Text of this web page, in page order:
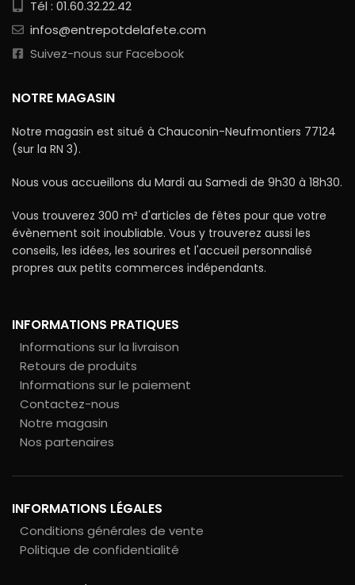
Tél : 01.60.32.22.42
infos@entrepotdelafete.com
Suivez-nous sur Facebook
NOTRE MAGASIN
Notre magasin est situé à Chauconin-Neufmontiers 77124
(sur la RN 3).
Nous vous accueillons du Mardi au Samedi de 9h30 à 18h30.
Vous trouverez 300 m² d'articles de fêtes pour que votre
évènement soit inoubliable. Vous y trouverez aussi les
conseils, les idées, les sourires et l'accueil personnalisé
propres aux petits commerces indépendants.
INFORMATIONS PRATIQUES
Informations sur la livraison
Retours de produits
Informations sur le paiement
Contactez-nous
Notre magasin
Nos partenaires
INFORMATIONS LÉGALES
Conditions générales de vente
Politique de confidentialité